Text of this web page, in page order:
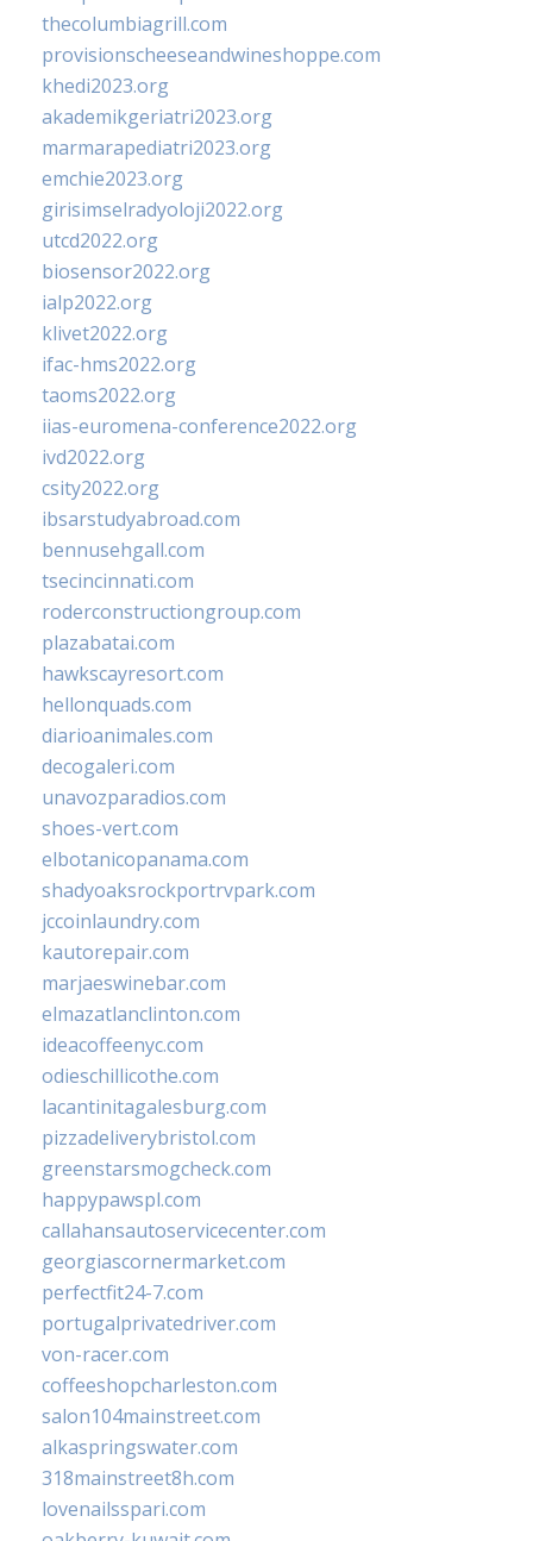
thecolumbiagrill.com
provisionscheeseandwineshoppe.com
khedi2023.org
akademikgeriatri2023.org
marmarapediatri2023.org
emchie2023.org
girisimselradyoloji2022.org
utcd2022.org
biosensor2022.org
ialp2022.org
klivet2022.org
ifac-hms2022.org
taoms2022.org
iias-euromena-conference2022.org
ivd2022.org
csity2022.org
ibsarstudyabroad.com
bennusehgall.com
tsecincinnati.com
roderconstructiongroup.com
plazabatai.com
hawkscayresort.com
hellonquads.com
diarioanimales.com
decogaleri.com
unavozparadios.com
shoes-vert.com
elbotanicopanama.com
shadyoaksrockportrvpark.com
jccoinlaundry.com
kautorepair.com
marjaeswinebar.com
elmazatlanclinton.com
ideacoffeenyc.com
odieschillicothe.com
lacantinitagalesburg.com
pizzadeliverybristol.com
greenstarsmogcheck.com
happypawspl.com
callahansautoservicecenter.com
georgiascornermarket.com
perfectfit24-7.com
portugalprivatedriver.com
von-racer.com
coffeeshopcharleston.com
salon104mainstreet.com
alkaspringswater.com
318mainstreet8h.com
lovenailsspari.com